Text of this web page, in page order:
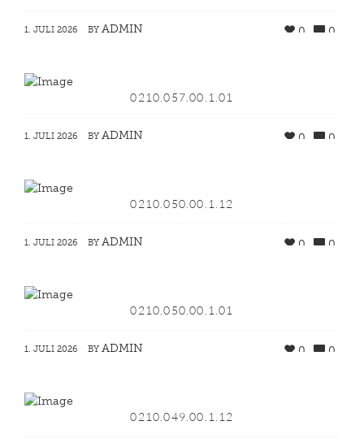
1. JULI 2026 BY ADMIN 0
0
0210.057.00.1.01
1. JULI 2026 BY ADMIN 0
0
0210.050.00.1.12
1. JULI 2026 BY ADMIN 0
0
0210.050.00.1.01
1. JULI 2026 BY ADMIN 0
0
0210.049.00.1.12